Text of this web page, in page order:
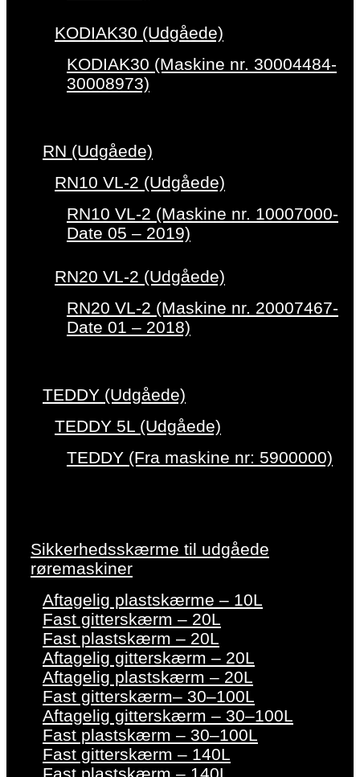
KODIAK30 (Udgåede)
KODIAK30 (Maskine nr. 30004484-
30008973)
RN (Udgåede)
RN10 VL-2 (Udgåede)
RN10 VL-2 (Maskine nr. 10007000-
Date 05 – 2019)
RN20 VL-2 (Udgåede)
RN20 VL-2 (Maskine nr. 20007467-
Date 01 – 2018)
TEDDY (Udgåede)
TEDDY 5L (Udgåede)
TEDDY (Fra maskine nr: 5900000)
Sikkerhedsskærme til udgåede
røremaskiner
Aftagelig plastskærme – 10L
Fast gitterskærm – 20L
Fast plastskærm – 20L
Aftagelig gitterskærm – 20L
Aftagelig plastskærm – 20L
Fast gitterskærm– 30–100L
Aftagelig gitterskærm – 30–100L
Fast plastskærm – 30–100L
Fast gitterskærm – 140L